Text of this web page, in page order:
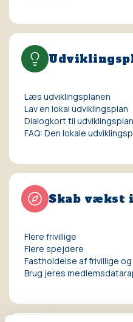
Læs udviklingsplanen
Lav en lokal udviklingsplan
Dialogkort til
FAQ: Den lokale
Skab vækst
Flere frivillige
Flere spejdere
Fastholdelse af frivillige
Brug jeres